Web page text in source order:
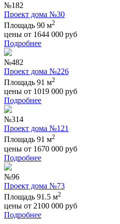
№182
Проект дома №30
Площадь 90 м2
цены от 1644 000 руб
Подробнее
№482
Проект дома №226
Площадь 91 м2
цены от 1019 000 руб
Подробнее
№314
Проект дома №121
Площадь 91 м2
цены от 1670 000 руб
Подробнее
№96
Проект дома №73
Площадь 91.5 м2
цены от 2100 000 руб
Подробнее